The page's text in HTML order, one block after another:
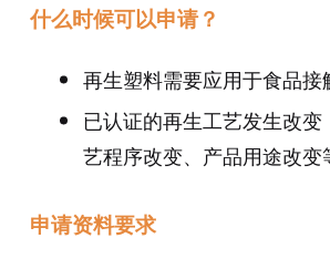
什么时候可以申请？
再生塑料需要应用于食品接
已认证的再生工艺发生改
艺程序改变、产品用途改变
申请资料要求